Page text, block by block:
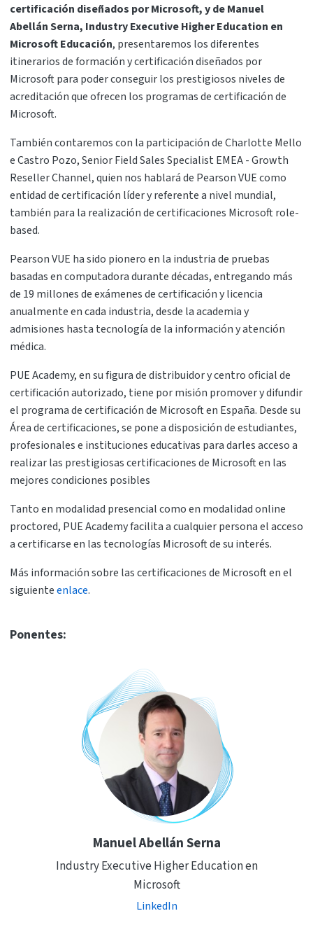
certificación diseñados por Microsoft, y de Manuel
Abellán Serna, Industry Executive Higher Education en
Microsoft Educación, presentaremos los diferentes
itinerarios de formación y certificación diseñados por
Microsoft para poder conseguir los prestigiosos niveles de
acreditación que ofrecen los programas de certificación de
Microsoft.
También contaremos con la participación de Charlotte Mello
e Castro Pozo, Senior Field Sales Specialist EMEA - Growth
Reseller Channel, quien nos hablará de Pearson VUE como
entidad de certificación líder y referente a nivel mundial,
también para la realización de certificaciones Microsoft role-
based.
Pearson VUE ha sido pionero en la industria de pruebas
basadas en computadora durante décadas, entregando más
de 19 millones de exámenes de certificación y licencia
anualmente en cada industria, desde la academia y
admisiones hasta tecnología de la información y atención
médica.
PUE Academy, en su figura de distribuidor y centro oficial de
certificación autorizado, tiene por misión promover y difundir
el programa de certificación de Microsoft en España. Desde su
Área de certificaciones, se pone a disposición de estudiantes,
profesionales e instituciones educativas para darles acceso a
realizar las prestigiosas certificaciones de Microsoft en las
mejores condiciones posibles
Tanto en modalidad presencial como en modalidad online
proctored, PUE Academy facilita a cualquier persona el acceso
a certificarse en las tecnologías Microsoft de su interés.
Más información sobre las certificaciones de Microsoft en el
siguienteenlace.
Ponentes:
Manuel Abellán Serna
Industry Executive Higher Education en
Microsoft
LinkedIn